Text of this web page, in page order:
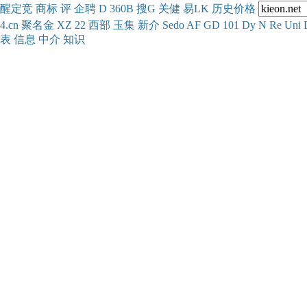
醒定竞 商标 评 企聘 D 360B 搜G 关健 易LK 历史价格
4.cn 聚名金 XZ 22 西部 玉集 新介 Sedo AF GD 101 Dy N Re Uni
表 信息 中介 知识